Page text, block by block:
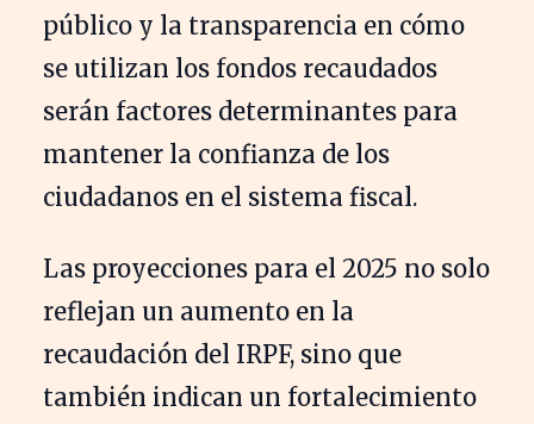
público y la transparencia en cómo
se utilizan los fondos recaudados
serán factores determinantes para
mantener la confianza de los
ciudadanos en el sistema fiscal.
Las proyecciones para el 2025 no solo
reflejan un aumento en la
recaudación del IRPF, sino que
también indican un fortalecimiento